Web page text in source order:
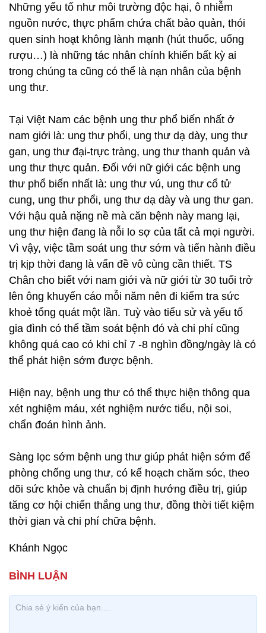
Những yếu tố như môi trường độc hại, ô nhiễm
nguồn nước, thực phẩm chứa chất bảo quản, thói
quen sinh hoạt không lành mạnh (hút thuốc, uống
rượu…) là những tác nhân chính khiến bất kỳ ai
trong chúng ta cũng có thể là nạn nhân của bệnh
ung thư.
Tại Việt Nam các bệnh ung thư phổ biến nhất ở
nam giới là: ung thư phổi, ung thư dạ dày, ung thư
gan, ung thư đại-trực tràng, ung thư thanh quản và
ung thư thực quản. Đối với nữ giới các bệnh ung
thư phổ biến nhất là: ung thư vú, ung thư cổ tử
cung, ung thư phổi, ung thư dạ dày và ung thư gan.
Với hậu quả nặng nề mà căn bệnh này mang lại,
ung thư hiện đang là nỗi lo sợ của tất cả mọi người.
Vì vậy, việc tầm soát ung thư sớm và tiến hành điều
trị kịp thời đang là vấn đề vô cùng cần thiết. TS
Chân cho biết với nam giới và nữ giới từ 30 tuổi trở
lên ông khuyến cáo mỗi năm nên đi kiểm tra sức
khoẻ tổng quát một lần. Tuỳ vào tiểu sử và yếu tố
gia đình có thể tầm soát bệnh đó và chi phí cũng
không quá cao có khi chỉ 7 -8 nghìn đồng/ngày là có
thể phát hiện sớm được bệnh.
Hiện nay, bệnh ung thư có thể thực hiện thông qua
xét nghiệm máu, xét nghiệm nước tiểu, nội soi,
chẩn đoán hình ảnh.
Sàng lọc sớm bệnh ung thư giúp phát hiện sớm để
phòng chống ung thư, có kế hoạch chăm sóc, theo
dõi sức khỏe và chuẩn bị định hướng điều trị, giúp
tăng cơ hội chiến thắng ung thư, đồng thời tiết kiệm
thời gian và chi phí chữa bệnh.
Khánh Ngọc